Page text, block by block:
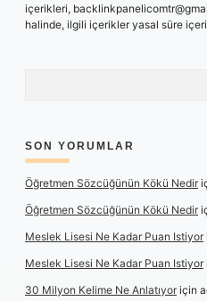
içerikleri,
halinde, ilgili içerikler yasal süre
SON YORUMLAR
Öğretmen Sözcüğünün Kökü Nedir
Öğretmen Sözcüğünün Kökü Nedir
Meslek Lisesi Ne Kadar Puan Istiyor
Meslek Lisesi Ne Kadar Puan Istiyor
30 Milyon Kelime Ne Anlatıyoriçin